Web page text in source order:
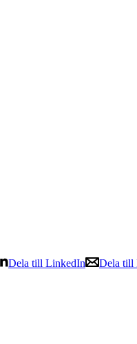
Dela till LinkedIn Dela till